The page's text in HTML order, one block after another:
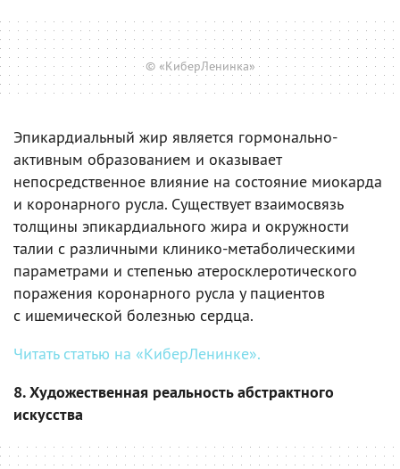
© «КиберЛенинка»
Эпикардиальный жир является гормонально-
активным образованием и оказывает
непосредственное влияние на состояние миокарда
и коронарного русла. Существует взаимосвязь
толщины эпикардиального жира и окружности
талии с различными клинико-метаболическими
параметрами и степенью атеросклеротического
поражения коронарного русла у пациентов
с ишемической болезнью сердца.
Читать статью на «КиберЛенинке».
8. Художественная реальность абстрактного
искусства